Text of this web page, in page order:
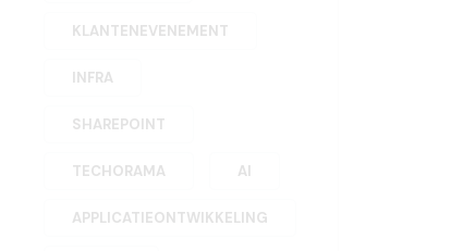
KLANTENEVENEMENT
INFRA
SHAREPOINT
TECHORAMA AI
APPLICATIEONTWIKKELING